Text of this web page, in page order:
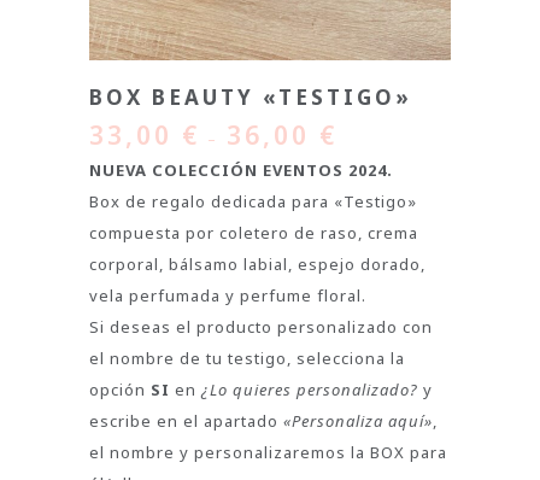
BOX BEAUTY «TESTIGO»
33,00 € – 36,00 €
NUEVA COLECCIÓN EVENTOS 2024.
Box de regalo dedicada para «Testigo»
compuesta por coletero de raso, crema
corporal, bálsamo labial, espejo dorado,
vela perfumada y perfume floral.
Si deseas el producto personalizado con
el nombre de tu testigo, selecciona la
opción SI en ¿Lo quieres personalizado? y
escribe en el apartado «Personaliza aquí»,
el nombre y personalizaremos la BOX para